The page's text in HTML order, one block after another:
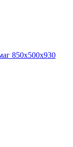
850х500х930